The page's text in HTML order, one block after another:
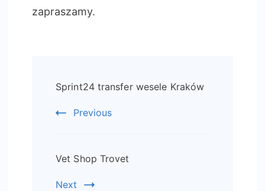
zapraszamy.
Navigation
Sprint24 transfer wesele Kraków
Previous
Vet Shop Trovet
Next